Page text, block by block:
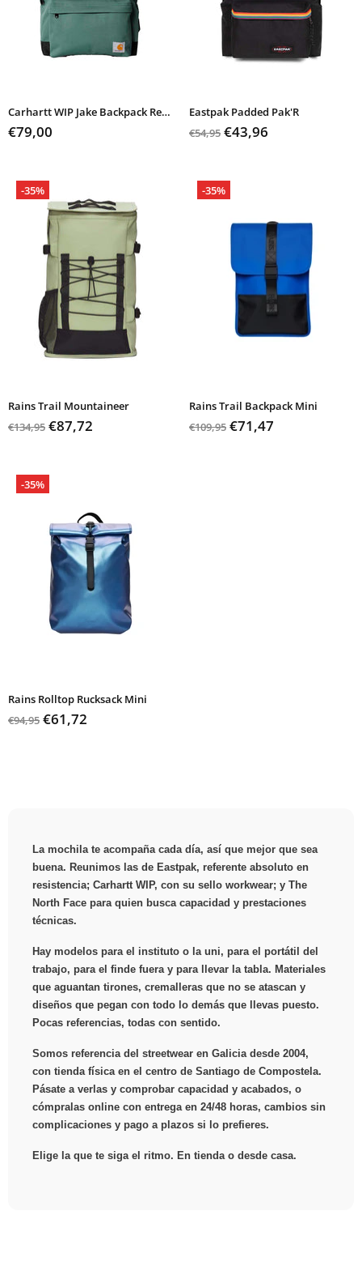
Carhartt WIP Jake Backpack Recycled
€79,00
Eastpak Padded Pak'R
€54,95 €43,96
-35%
Rains Trail Mountaineer
€134,95 €87,72
-35%
Rains Trail Backpack Mini
€109,95 €71,47
-35%
Rains Rolltop Rucksack Mini
€94,95 €61,72
La mochila te acompaña cada día, así que mejor que sea
buena. Reunimos las de Eastpak, referente absoluto en
resistencia; Carhartt WIP, con su sello workwear; y The
North Face para quien busca capacidad y prestaciones
técnicas.
Hay modelos para el instituto o la uni, para el portátil del
trabajo, para el finde fuera y para llevar la tabla. Materiales
que aguantan tirones, cremalleras que no se atascan y
diseños que pegan con todo lo demás que llevas puesto.
Pocas referencias, todas con sentido.
Somos referencia del streetwear en Galicia desde 2004,
con tienda física en el centro de Santiago de Compostela.
Pásate a verlas y comprobar capacidad y acabados, o
cómpralas online con entrega en 24/48 horas, cambios sin
complicaciones y pago a plazos si lo prefieres.
Elige la que te siga el ritmo. En tienda o desde casa.